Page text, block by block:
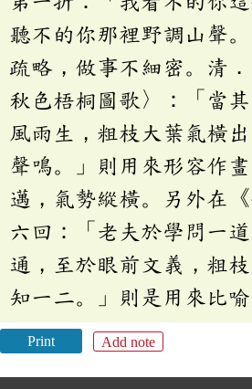
聽不的你那裡野調山聲
疏略，做事不細密。清
秋色梧桐圖歌〉：「當
風雨生，粗枝大葉氣橫
聲鳴。」則用來形容作
邁，氣勢縱橫。另外在
六回：「老夫於學問一
通，至於眼前文義，粗
知一二。」則是用來比喻
Print Add note